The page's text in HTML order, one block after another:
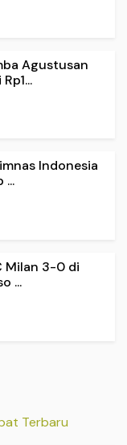
Agustusan
Indonesia
...
Milan 3-0 di
...
Terbaru